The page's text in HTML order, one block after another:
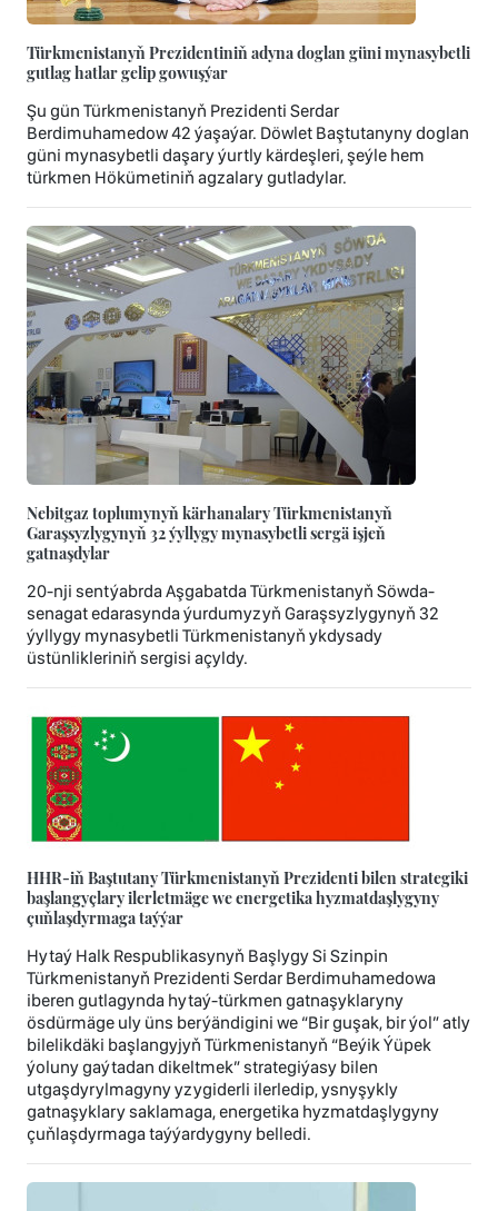
Türkmenistanyň Prezidentiniň adyna doglan güni mynasybetli
gutlag hatlar gelip gowuşýar
Şu gün Türkmenistanyň Prezidenti Serdar
Berdimuhamedow 42 ýaşaýar. Döwlet Baştutanyny doglan
güni mynasybetli daşary ýurtly kärdeşleri, şeýle hem
türkmen Hökümetiniň agzalary gutladylar.
Nebitgaz toplumynyň kärhanalary Türkmenistanyň
Garaşsyzlygynyň 32 ýyllygy mynasybetli sergä işjeň
gatnaşdylar
20-nji sentýabrda Aşgabatda Türkmenistanyň Söwda-
senagat edarasynda ýurdumyzyň Garaşsyzlygynyň 32
ýyllygy mynasybetli Türkmenistanyň ykdysady
üstünlikleriniň sergisi açyldy.
HHR-iň Baştutany Türkmenistanyň Prezidenti bilen strategiki
başlangyçlary ilerletmäge we energetika hyzmatdaşlygyny
çuňlaşdyrmaga taýýar
Hytaý Halk Respublikasynyň Başlygy Si Szinpin
Türkmenistanyň Prezidenti Serdar Berdimuhamedowa
iberen gutlagynda hytaý-türkmen gatnaşyklaryny
ösdürmäge uly üns berýändigini we “Bir guşak, bir ýol” atly
bilelikdäki başlangyjyň Türkmenistanyň “Beýik Ýüpek
ýoluny gaýtadan dikeltmek” strategiýasy bilen
utgaşdyrylmagyny yzygiderli ilerledip, ysnyşykly
gatnaşyklary saklamaga, energetika hyzmatdaşlygyny
çuňlaşdyrmaga taýýardygyny belledi.